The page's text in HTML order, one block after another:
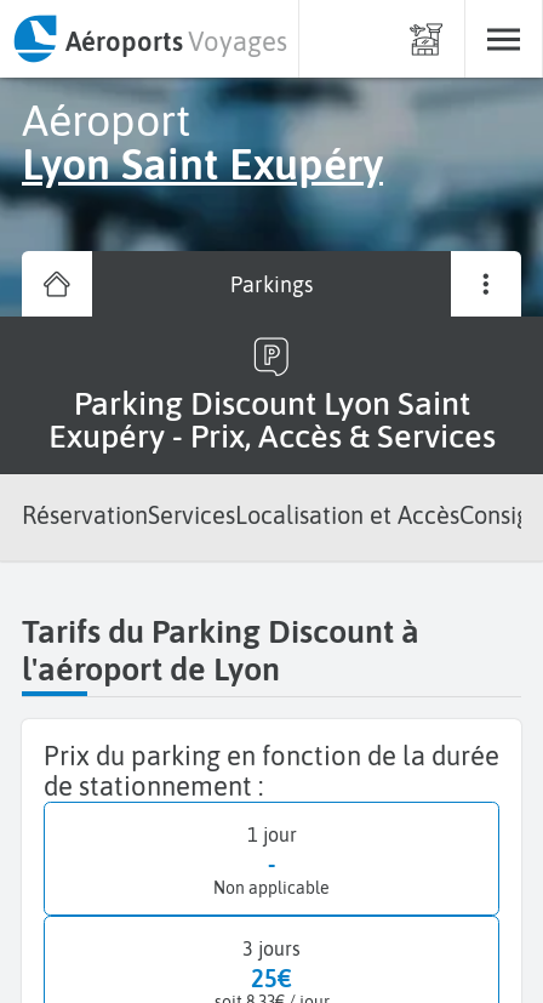
AéroportsVoyages
Aéroport
Lyon Saint Exupéry
Parkings
Parking Discount Lyon Saint
Exupéry - Prix, Accès & Services
RéservationServicesLocalisation et Accès
Tarifs du Parking Discount à
l'aéroport de Lyon
Prix du parking en fonction de la durée
de stationnement :
1 jour
-
Non applicable
3 jours
25€